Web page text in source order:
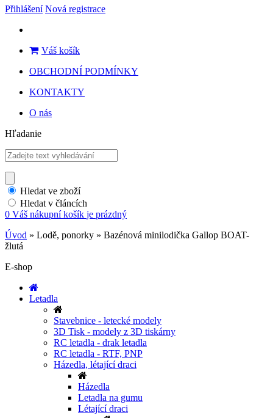
Přihlášení Nová registrace
Váš košík
OBCHODNÍ PODMÍNKY
KONTAKTY
O nás
Hľadanie
Hledat ve zboží
Hledat v článcích
0 Váš nákupní košík je prázdný
Úvod » Lodě, ponorky » Bazénová minilodička Gallop BOAT-
žlutá
E-shop
Letadla
Stavebnice - letecké modely
3D Tisk - modely z 3D tiskárny
RC letadla - drak letadla
RC letadla - RTF, PNP
Házedla, létající draci
Házedla
Letadla na gumu
Létající draci